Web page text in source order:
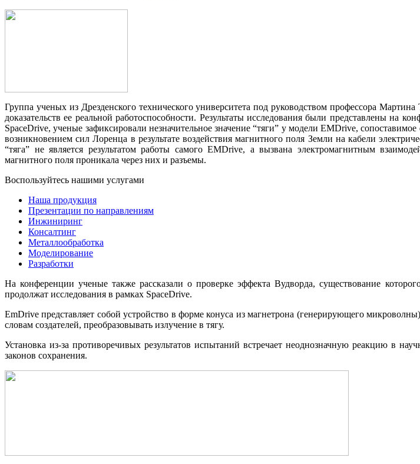
Группа ученых из Дрезденского технического университета под руководством профессора
доказательств ее реальной работоспособности. Результаты исследования были представлены на
SpaceDrive, ученые зафиксировали незначительное значение “тяги” у модели EMDrive,
возникновением сил Лоренца в результате воздействия магнитного поля Земли на кабели
“тяга” не является результатом работы самого EMDrive, а вызвана электромагнитным
магнитного поля проникала через них и разъемы.
Воспользуйтесь нашими услугами
Наша продукция
Презентации по направлениям
Инжиниринг
Консалтинг
Металлообработка
Моделирование
Разработки
На конференции ученые также рассказали о проверке эффекта Вудворда, существование
продолжат исследования в рамках SpaceDrive.
EmDrive представляет собой устройство в форме конуса из магнетрона (генерирующего
словам создателей, преобразовывать излучение в тягу.
Установка из-за противоречивых результатов испытаний встречает неоднозначную реакцию в
законов сохранения.